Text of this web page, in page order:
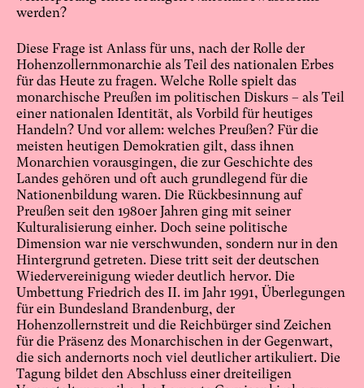
werden?
Diese Frage ist Anlass für uns, nach der Rolle der
Hohenzollernmonarchie als Teil des nationalen Erbes
für das Heute zu fragen. Welche Rolle spielt das
monarchische Preußen im politischen Diskurs – als Teil
einer nationalen Identität, als Vorbild für heutiges
Handeln? Und vor allem: welches Preußen? Für die
meisten heutigen Demokratien gilt, dass ihnen
Monarchien vorausgingen, die zur Geschichte des
Landes gehören und oft auch grundlegend für die
Nationenbildung waren. Die Rückbesinnung auf
Preußen seit den 1980er Jahren ging mit seiner
Kulturalisierung einher. Doch seine politische
Dimension war nie verschwunden, sondern nur in den
Hintergrund getreten. Diese tritt seit der deutschen
Wiedervereinigung wieder deutlich hervor. Die
Umbettung Friedrich des II. im Jahr 1991, Überlegungen
für ein Bundesland Brandenburg, der
Hohenzollernstreit und die Reichbürger sind Zeichen
für die Präsenz des Monarchischen in der Gegenwart,
die sich andernorts noch viel deutlicher artikuliert. Die
Tagung bildet den Abschluss einer dreiteiligen